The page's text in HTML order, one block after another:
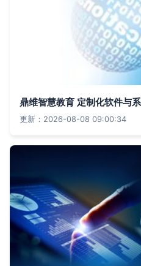
鼎维智慧教育 定制化软件与
更新：2026-08-08 09:00:34